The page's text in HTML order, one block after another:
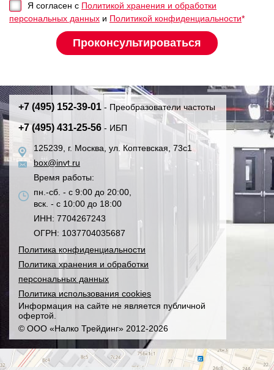
Я согласен с Политикой хранения и обработки
персональных данных и Политикой конфиденциальности*
+7 (495) 152-39-01 - Преобразователи частоты
+7 (495) 431-25-56 - ИБП
125239, г. Москва, ул. Коптевская, 73с1
box@invt.ru
Время работы:
пн.-сб. - с 9:00 до 20:00,
вск. - с 10:00 до 18:00
ИНН: 7704267243
ОГРН: 1037704035687
Политика конфиденциальности
Политика хранения и обработки
персональных данных
Политика использования cookies
Информация на сайте не является публичной
офертой.
© ООО «Налко Трейдинг» 2012-2026